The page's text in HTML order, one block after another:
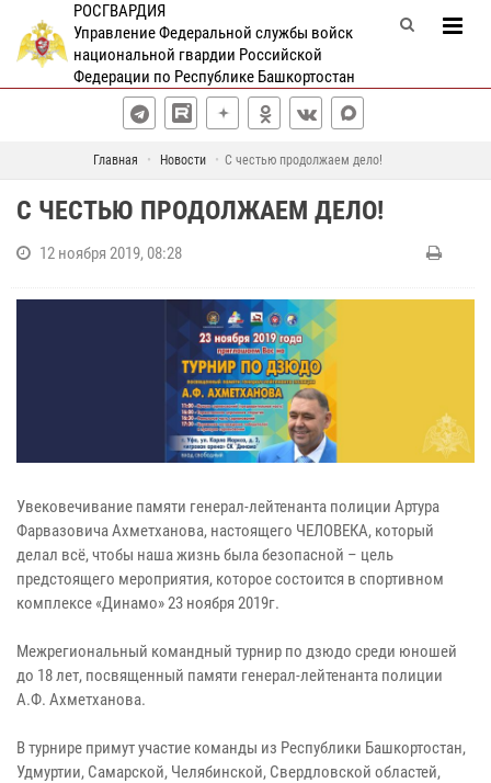
РОСГВАРДИЯ
Управление Федеральной службы войск
национальной гвардии Российской
Федерации по Республике Башкортостан
Главная Новости С честью продолжаем дело!
С ЧЕСТЬЮ ПРОДОЛЖАЕМ ДЕЛО!
12 ноября 2019, 08:28
Увековечивание памяти генерал-лейтенанта полиции Артура
Фарвазовича Ахметханова, настоящего ЧЕЛОВЕКА, который
делал всё, чтобы наша жизнь была безопасной – цель
предстоящего мероприятия, которое состоится в спортивном
комплексе «Динамо» 23 ноября 2019г.
Межрегиональный командный турнир по дзюдо среди юношей
до 18 лет, посвященный памяти генерал-лейтенанта полиции
А.Ф. Ахметханова.
В турнире примут участие команды из Республики Башкортостан,
Удмуртии, Самарской, Челябинской, Свердловской областей,